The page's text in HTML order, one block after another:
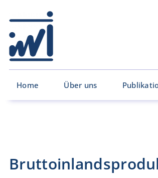
Home Über uns